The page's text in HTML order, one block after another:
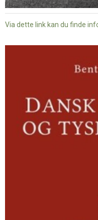
Via dette link kan du finde